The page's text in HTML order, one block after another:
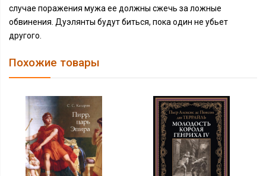
случае поражения мужа ее должны сжечь за ложные
обвинения. Дуэлянты будут биться, пока один не убьет
другого.
Похожие товары